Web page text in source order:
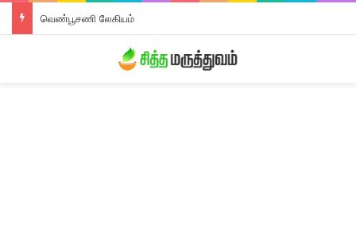
வெண்பூசணி லேகியம்